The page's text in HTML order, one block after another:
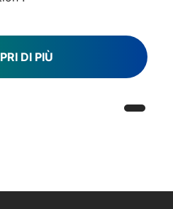
DI PIÙ